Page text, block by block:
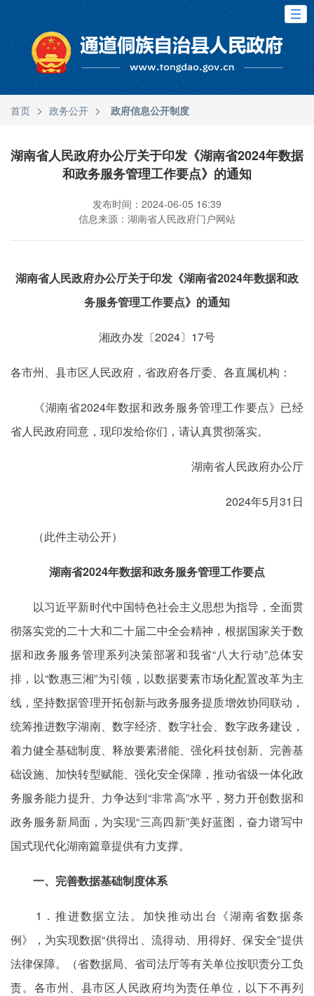
首页 > 政务公开 > 政府信息公开制度
湖南省人民政府办公厅关于印发《湖南省2024年数据
和政务服务管理工作要点》的通知
发布时间：2024-06-05 16:39
信息来源：湖南省人民政府门户网站
湖南省人民政府办公厅关于印发《湖南省2024年数据和政
务服务管理工作要点》的通知
湘政办发〔2024〕17号
各市州、县市区人民政府，省政府各厅委、各直属机构：
《湖南省2024年数据和政务服务管理工作要点》已经
省人民政府同意，现印发给你们，请认真贯彻落实。
湖南省人民政府办公厅
2024年5月31日
（此件主动公开）
湖南省2024年数据和政务服务管理工作要点
以习近平新时代中国特色社会主义思想为指导，全面贯
彻落实党的二十大和二十届二中全会精神，根据国家关于数
据和政务服务管理系列决策部署和我省“八大行动”总体安
排，以“数惠三湘”为引领，以数据要素市场化配置改革为主
线，坚持数据管理开拓创新与政务服务提质增效协同联动，
统筹推进数字湖南、数字经济、数字社会、数字政务建设，
着力健全基础制度、释放要素潜能、强化科技创新、完善基
础设施、加快转型赋能、强化安全保障，推动省级一体化政
务服务能力提升、力争达到“非常高”水平，努力开创数据和
政务服务新局面，为实现“三高四新”美好蓝图，奋力谱写中
国式现代化湖南篇章提供有力支撑。
一、完善数据基础制度体系
1．推进数据立法。加快推动出台《湖南省数据条
例》，为实现数据“供得出、流得动、用得好、保安全”提供
法律保障。（省数据局、省司法厅等有关单位按职责分工负
责。各市州、县市区人民政府均为责任单位，以下不再列